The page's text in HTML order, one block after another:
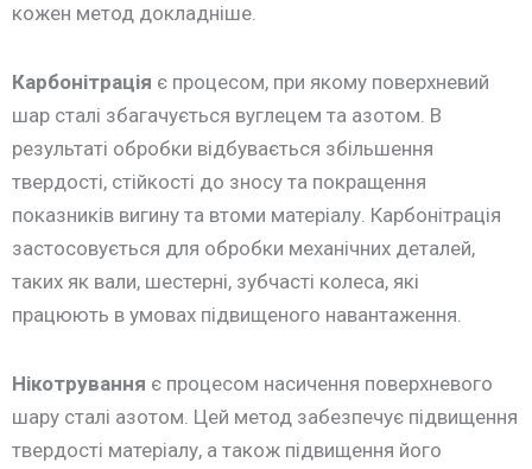
кожен метод докладніше.
Карбонітрація є процесом, при якому поверхневий
шар сталі збагачується вуглецем та азотом. В
результаті обробки відбувається збільшення
твердості, стійкості до зносу та покращення
показників вигину та втоми матеріалу. Карбонітрація
застосовується для обробки механічних деталей,
таких як вали, шестерні, зубчасті колеса, які
працюють в умовах підвищеного навантаження.
Нікотрування є процесом насичення поверхневого
шару сталі азотом. Цей метод забезпечує підвищення
твердості матеріалу, а також підвищення його